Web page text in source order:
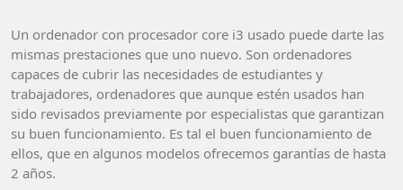
Un ordenador con procesador core i3 usado puede darte las
mismas prestaciones que uno nuevo. Son ordenadores
capaces de cubrir las necesidades de estudiantes y
trabajadores, ordenadores que aunque estén usados han
sido revisados previamente por especialistas que garantizan
su buen funcionamiento. Es tal el buen funcionamiento de
ellos, que en algunos modelos ofrecemos garantías de hasta
2 años.